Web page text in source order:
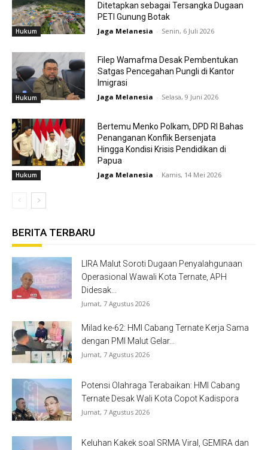
Hukum
Ditetapkan sebagai Tersangka Dugaan
PETI Gunung Botak
Jaga Melanesia - Senin, 6 Juli 2026
Hukum
Filep Wamafma Desak Pembentukan
Satgas Pencegahan Pungli di Kantor
Imigrasi
Jaga Melanesia - Selasa, 9 Juni 2026
Hukum
Bertemu Menko Polkam, DPD RI Bahas
Penanganan Konflik Bersenjata
Hingga Kondisi Krisis Pendidikan di
Papua
Jaga Melanesia - Kamis, 14 Mei 2026
BERITA TERBARU
LIRA Malut Soroti Dugaan Penyalahgunaan
Operasional Wawali Kota Ternate, APH
Didesak...
Jumat, 7 Agustus 2026
Milad ke-62: HMI Cabang Ternate Kerja Sama
dengan PMI Malut Gelar...
Jumat, 7 Agustus 2026
Potensi Olahraga Terabaikan: HMI Cabang
Ternate Desak Wali Kota Copot Kadispora
Jumat, 7 Agustus 2026
Keluhan Kakek soal SRMA Viral, GEMIRA dan